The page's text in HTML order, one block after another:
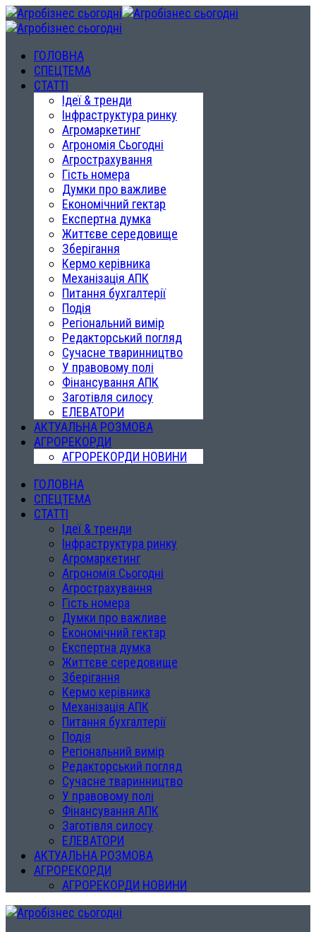
ГОЛОВНА
СПЕЦТЕМА
СТАТТІ
Ідеї & тренди
Інфраструктура ринку
Агромаркетинг
Агрономія Сьогодні
Агрострахування
Гість номера
Думки про важливе
Економічний гектар
Експертна думка
Життєве середовище
Зберігання
Кермо керівника
Механізація АПК
Питання бухгалтерії
Подія
Регіональний вимір
Редакторський погляд
Сучасне тваринництво
У правовому полі
Фінансування АПК
Заготівля силосу
ЕЛЕВАТОРИ
АКТУАЛЬНА РОЗМОВА
АГРОРЕКОРДИ
АГРОРЕКОРДИ НОВИНИ
ГОЛОВНА
СПЕЦТЕМА
СТАТТІ
Ідеї & тренди
Інфраструктура ринку
Агромаркетинг
Агрономія Сьогодні
Агрострахування
Гість номера
Думки про важливе
Економічний гектар
Експертна думка
Життєве середовище
Зберігання
Кермо керівника
Механізація АПК
Питання бухгалтерії
Подія
Регіональний вимір
Редакторський погляд
Сучасне тваринництво
У правовому полі
Фінансування АПК
Заготівля силосу
ЕЛЕВАТОРИ
АКТУАЛЬНА РОЗМОВА
АГРОРЕКОРДИ
АГРОРЕКОРДИ НОВИНИ